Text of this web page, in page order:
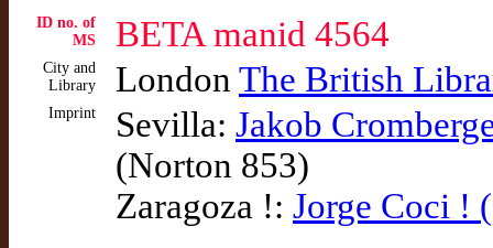
ID no. of
MS
BETA manid 4564
City and
Library
London The British
Imprint Sevilla: Jakob
(Norton 853)
Zaragoza !: Jorge Coci !